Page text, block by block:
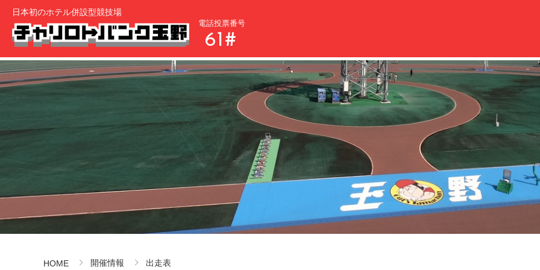
日本初のホテル併設型競技場
電話投票番号
61#
HOME 開催情報 出走表